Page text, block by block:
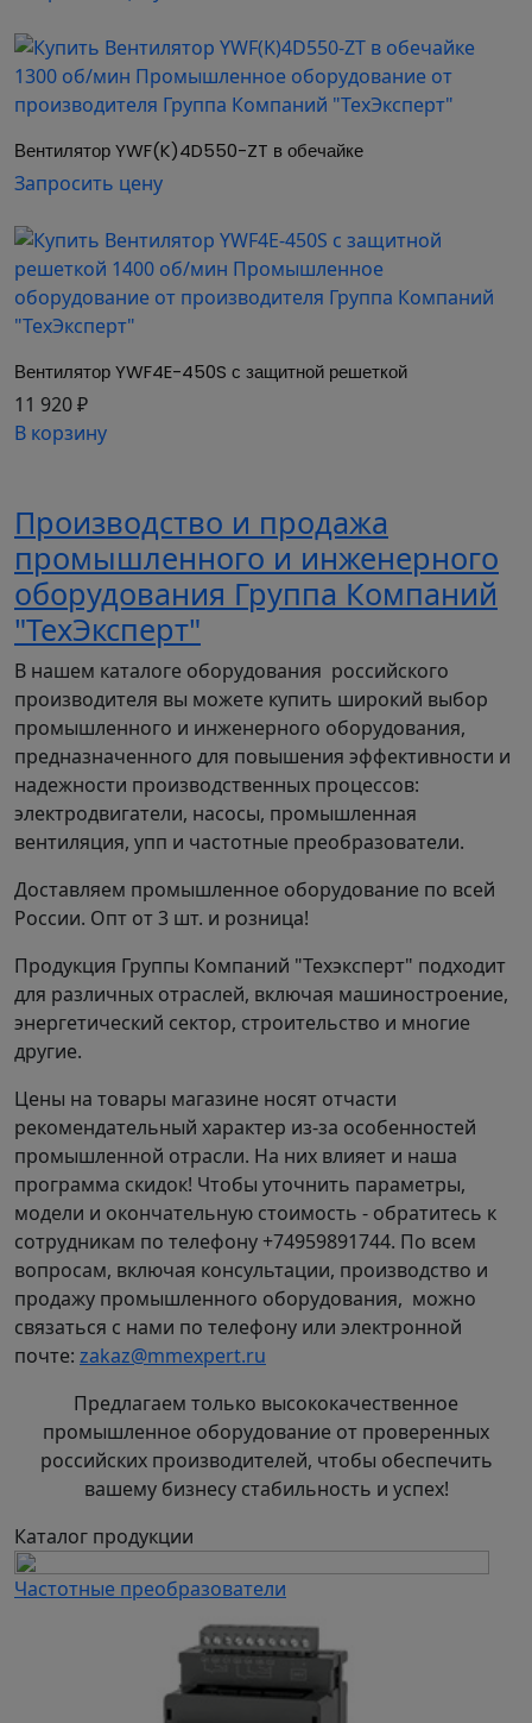
канальной вентиляционной системы
экономически не целесообразно или технически
невозможно. Также вентиляторы данной серии
технологических установках: сушильные и
покрасочные камеры, компрессорно-
воздухоохладители, небольшие котельные и др.
К преимуществам вентиляторов осевых YWF
можно отнести:
- компактность;
- хорошую производительность при
относительно низком потреблении
электроэнергии;
- малошумность в работе;
- возможность длительной работы без
отключения.
Вентилятор YWF(К)4D-500ZT в
обечайке: компактное
решение для принудительной
вентиляции с минимальным
уровнем шума и защитной
решеткой.
Купить компактные осевые вентиляторы
Компаний "ТехЭксперт".
Осевые вентиляторы YWF №500
Гц
кВт
YWF4E-500 S/B 220 / 50 1 0,42
YWF4D-500 S/B
380 / 50 3 0,45
Сертификат соответствия на вентилятор YWF в
PDF .
Аэродинамические характеристики осевого
вентилятора YWF 500:
Конструкция вентилятора YWF:
внешний ротор и динамическая
балансировка
Серия осевых вентиляторов YWF разработана с
использованием инновационной конструкции
электродвигателя с внешним ротором. Эта
Вентилятор YWF(K)4D550-ZT в обечайке
Запросить цену
Вентилятор YWF4E-450S с защитной решеткой
11 920 ₽
В корзину
Производство и продажа
промышленного и инженерного
оборудования Группа Компаний
"ТехЭксперт"
В нашем каталоге оборудования российского
производителя вы можете купить широкий выбор
промышленного и инженерного оборудования,
предназначенного для повышения эффективности и
надежности производственных процессов:
электродвигатели, насосы, промышленная
вентиляция, упп и частотные преобразователи.
Доставляем промышленное оборудование по всей
России. Опт от 3 шт. и розница!
Продукция Группы Компаний "Техэксперт" подходит
для различных отраслей, включая машиностроение,
энергетический сектор, строительство и многие
другие.
Цены на товары магазине носят отчасти
рекомендательный характер из-за особенностей
промышленной отрасли. На них влияет и наша
программа скидок! Чтобы уточнить параметры,
модели и окончательную стоимость - обратитесь к
сотрудникам по телефону +74959891744. По всем
вопросам, включая консультации, производство и
продажу промышленного оборудования, можно
связаться с нами по телефону или электронной
почте: zakaz@mmexpert.ru
Предлагаем только высококачественное
промышленное оборудование от проверенных
российских производителей, чтобы обеспечить
вашему бизнесу стабильность и успех!
Каталог продукции
Частотные преобразователи